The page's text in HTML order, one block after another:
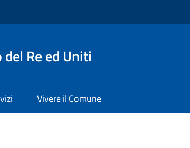
Re ed Uniti
Vivere il Comune